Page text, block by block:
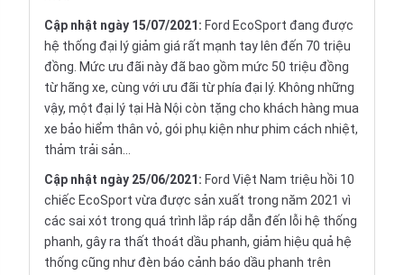
Cập nhật ngày 15/07/2021: Ford EcoSport đang được
hệ thống đại lý giảm giá rất mạnh tay lên đến 70 triệu
đồng. Mức ưu đãi này đã bao gồm mức 50 triệu đồng
từ hãng xe, cùng với ưu đãi từ phía đại lý. Không những
vậy, một đại lý tại Hà Nội còn tặng cho khách hàng mua
xe bảo hiểm thân vỏ, gói phụ kiện như phim cách nhiệt,
thảm trải sản...
Cập nhật ngày 25/06/2021: Ford Việt Nam triệu hồi 10
chiếc EcoSport vừa được sản xuất trong năm 2021 vì
các sai xót trong quá trình lắp ráp dẫn đến lỗi hệ thống
phanh, gây ra thất thoát dầu phanh, giảm hiệu quả hệ
thống cũng như đèn báo cảnh báo dầu phanh trên